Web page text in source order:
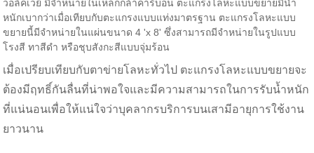
วอล์คเวย์ มีจำหน่ายในเหล็กกล้าคาร์บอน ตะแกรงโลหะแบบขยายมีน้ำ
หนักเบากว่าเมื่อเทียบกับตะแกรงแบบแท่งมาตรฐาน ตะแกรงโลหะแบบ
ขยายนี้มีจำหน่ายในแผ่นขนาด 4 'x 8' ซึ่งสามารถมีจำหน่ายในรูปแบบ
โรงสี ทาสีดำ หรือชุบสังกะสีแบบจุ่มร้อน
เมื่อเปรียบเทียบกับตาข่ายโลหะทั่วไป ตะแกรงโลหะแบบขยายจะ
ต้องมีฤทธิ์กันลื่นที่น่าพอใจและมีความสามารถในการรับน้ำหนัก
ที่แน่นอนเพื่อให้แน่ใจว่าบุคลากรบริการบนเสามีอายุการใช้งาน
ยาวนาน